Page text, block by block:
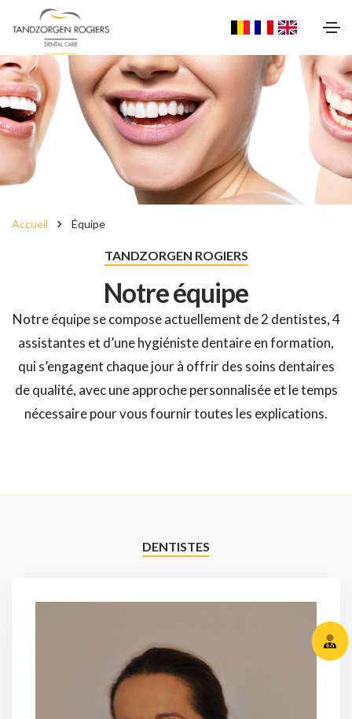
Accueil Équipe
TANDZORGEN ROGIERS
Notre équipe
Notre équipe se compose actuellement de 2 dentistes, 4
assistantes et d’une hygiéniste dentaire en formation,
qui s’engagent chaque jour à offrir des soins dentaires
de qualité, avec une approche personnalisée et le temps
nécessaire pour vous fournir toutes les explications.
DENTISTES